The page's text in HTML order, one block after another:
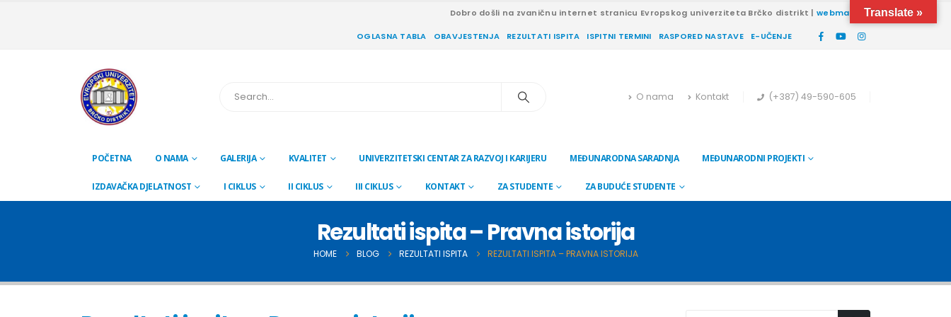
Dobro došli na zvaničnu internet stranicu Evropskog univerziteta Brčko distrikt |webmail
OGLASNA TABLA OBAVJESTENJA REZULTATI ISPITA ISPITNI TERMINI RASPORED NASTAVE E-UČENJE
O nama Kontakt (+387) 49-590-605
POČETNA O NAMA GALERIJA KVALITET UNIVERZITETSKI CENTAR ZA RAZVOJ I KARIJERU MEĐUNARODNA SARADNJA MEĐUNARODNI PROJEKTI
IZDAVAČKA DJELATNOST I CIKLUS II CIKLUS III CIKLUS KONTAKT ZA STUDENTE ZA BUDUĆE STUDENTE
Rezultati ispita – Pravna istorija
HOME BLOG REZULTATI ISPITA REZULTATI ISPITA – PRAVNA ISTORIJA
Translate »